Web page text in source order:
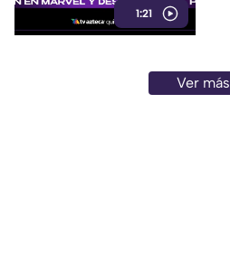
1:21
Ver más